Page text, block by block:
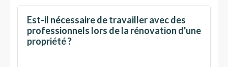
Est-il nécessaire de travailler avec des
professionnels lors de la rénovation d'une
propriété ?